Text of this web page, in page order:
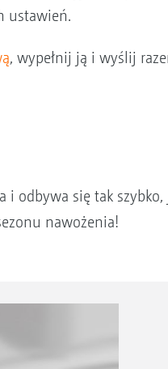
ustawień.
, wypełnij ją i wyślij
i odbywa się tak
nawożenia!